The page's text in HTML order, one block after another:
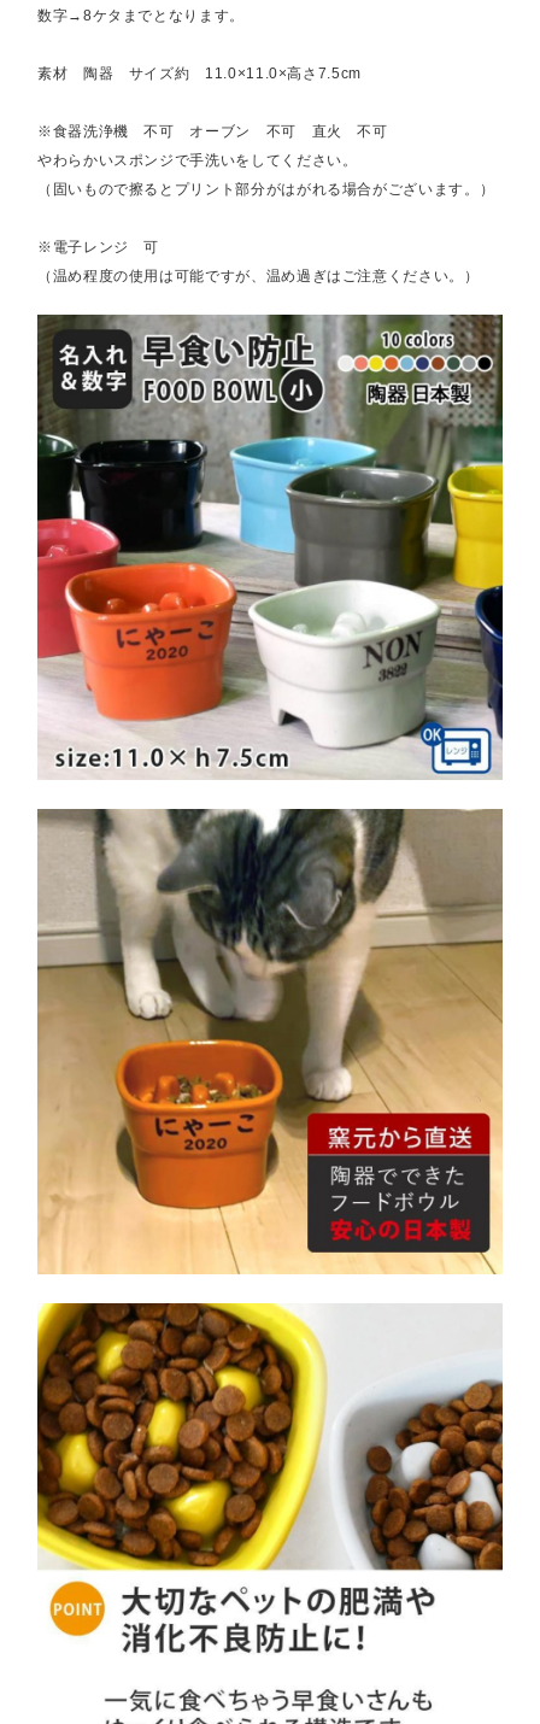
数字→8ケタまでとなります。
素材 陶器 サイズ約 11.0×11.0×高さ7.5cm
※食器洗浄機 不可 オーブン 不可 直火 不可
やわらかいスポンジで手洗いをしてください。
（固いもので擦るとプリント部分がはがれる場合がございます。）
※電子レンジ 可
（温め程度の使用は可能ですが、温め過ぎはご注意ください。）